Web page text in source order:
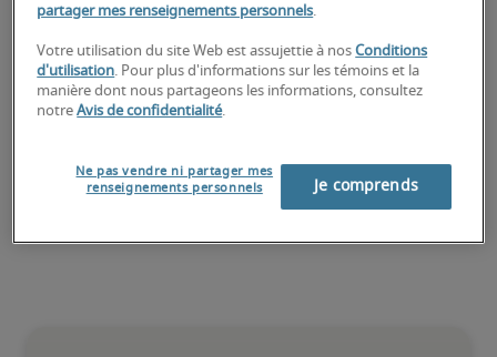
contactera sous peu.
Robert Half peut vous aider à combler vos besoins
de recrutement pour des postes de spécialiste du
marketing numérique.
partager mes renseignements personnels.
Votre utilisation du site Web est assujettie à nosConditions
d'utilisation. Pour plus d'informations sur les témoins et la
manière dont nous partageons les informations, consultez
notreAvis de confidentialité.
Ne pas vendre ni partager mes
renseignements personnels
Je comprends